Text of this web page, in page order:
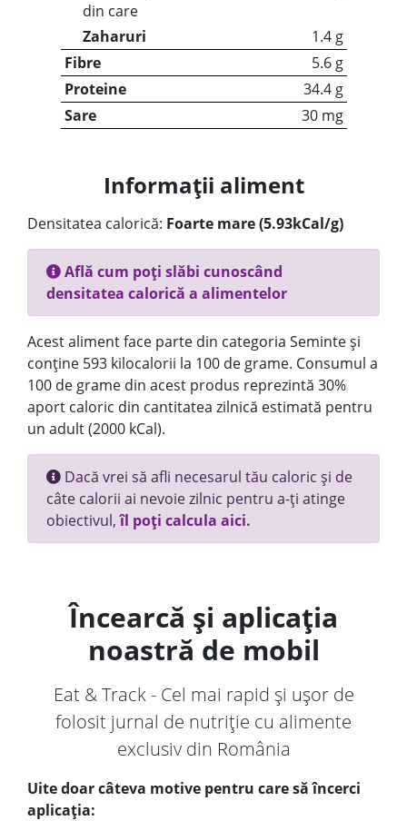
din care
Zaharuri
1.4 g
Fibre
5.6 g
Proteine
34.4 g
Sare
30 mg
Informații aliment
Densitatea calorică: Foarte mare (5.93kCal/g)
Află cum poți slăbi cunoscând
densitatea calorică a alimentelor
Acest aliment face parte din categoria Seminte și
conține 593 kilocalorii la 100 de grame. Consumul a
100 de grame din acest produs reprezintă 30%
aport caloric din cantitatea zilnică estimată pentru
un adult (2000 kCal).
Dacă vrei să afli necesarul tău caloric și de
câte calorii ai nevoie zilnic pentru a-ți atinge
obiectivul,îl poți calcula aici.
Încearcă și aplicația
noastră de mobil
Eat & Track - Cel mai rapid și ușor de
folosit jurnal de nutriție cu alimente
exclusiv din România
Uite doar câteva motive pentru care să încerci
aplicația: